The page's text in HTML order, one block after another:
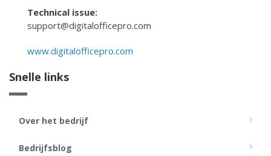
Technical issue:
support@digitalofficepro.com
www.digitalofficepro.com
Snelle links
Over het bedrijf
Bedrijfsblog